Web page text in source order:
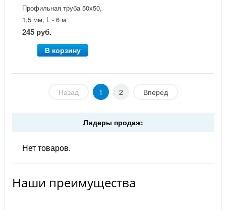
Профильная труба 50х50,
1,5 мм, L - 6 м
245 руб.
В корзину
Назад 1 2 Вперед
Лидеры продаж:
Нет товаров.
Наши преимущества